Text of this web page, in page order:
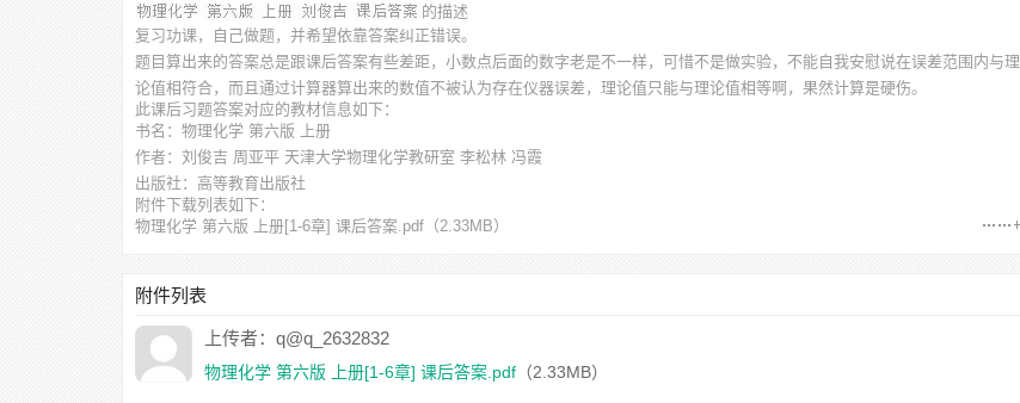
的描述
复习功课，自己做题，并希望依靠答案纠正错误。
题目算出来的答案总是跟课后答案有些差距，小数点后面的数字老是不一样，可惜不是做实验，不能自我安慰说在误差范围内与理
论值相符合，而且通过计算器算出来的数值不被认为存在仪器误差，理论值只能与理论值相等啊，果然计算是硬伤。
此课后习题答案对应的教材信息如下：
书名：物理化学 第六版 上册
作者：刘俊吉 周亚平 天津大学物理化学教研室 李松林 冯霞
出版社：高等教育出版社
附件下载列表如下：
物理化学 第六版 上册[1-6章] 课后答案.pdf （2.33MB）
附件列表
上传者：q@q_2632832
物理化学 第六版 上册[1-6章] 课后答案.pdf （2.33MB）